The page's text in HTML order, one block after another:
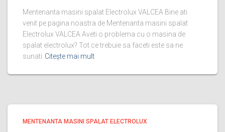
Mentenanta masini spalat Electrolux VALCEA Bine ati
venit pe pagina noastra de Mentenanta masini spalat
Electrolux VALCEA Aveti o problema cu o masina de
spalat electrolux? Tot ce trebuie sa faceti este sa ne
sunati Citește mai mult
MENTENANTA MASINI SPALAT ELECTROLUX